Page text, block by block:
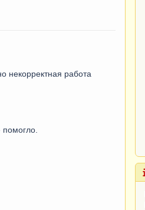
некорректная работа